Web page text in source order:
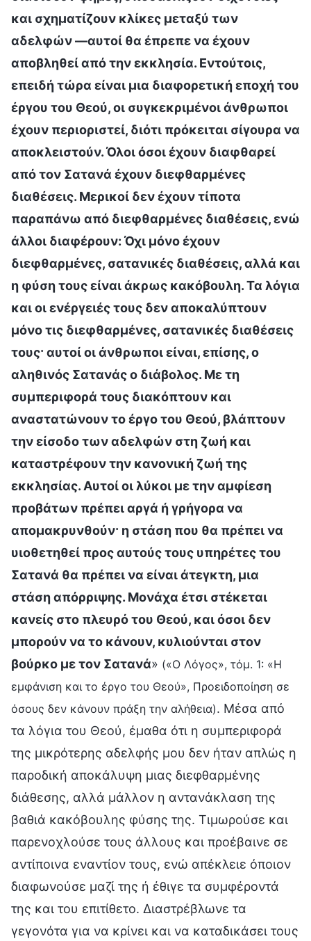
και σχηματίζουν κλίκες μεταξύ των
αδελφών —αυτοί θα έπρεπε να έχουν
αποβληθεί από την εκκλησία. Εντούτοις,
επειδή τώρα είναι μια διαφορετική εποχή του
έργου του Θεού, οι συγκεκριμένοι άνθρωποι
έχουν περιοριστεί, διότι πρόκειται σίγουρα να
αποκλειστούν. Όλοι όσοι έχουν διαφθαρεί
από τον Σατανά έχουν διεφθαρμένες
διαθέσεις. Μερικοί δεν έχουν τίποτα
παραπάνω από διεφθαρμένες διαθέσεις, ενώ
άλλοι διαφέρουν: Όχι μόνο έχουν
διεφθαρμένες, σατανικές διαθέσεις, αλλά και
η φύση τους είναι άκρως κακόβουλη. Τα λόγια
και οι ενέργειές τους δεν αποκαλύπτουν
μόνο τις διεφθαρμένες, σατανικές διαθέσεις
τους· αυτοί οι άνθρωποι είναι, επίσης, ο
αληθινός Σατανάς ο διάβολος. Με τη
συμπεριφορά τους διακόπτουν και
αναστατώνουν το έργο του Θεού, βλάπτουν
την είσοδο των αδελφών στη ζωή και
καταστρέφουν την κανονική ζωή της
εκκλησίας. Αυτοί οι λύκοι με την αμφίεση
προβάτων πρέπει αργά ή γρήγορα να
απομακρυνθούν· η στάση που θα πρέπει να
υιοθετηθεί προς αυτούς τους υπηρέτες του
Σατανά θα πρέπει να είναι άτεγκτη, μια
στάση απόρριψης. Μονάχα έτσι στέκεται
κανείς στο πλευρό του Θεού, και όσοι δεν
μπορούν να το κάνουν, κυλιούνται στον
βούρκο με τον Σατανά» («Ο Λόγος», τόμ. 1: «Η
εμφάνιση και το έργο του Θεού», Προειδοποίηση σε
όσους δεν κάνουν πράξη την αλήθεια). Μέσα από
τα λόγια του Θεού, έμαθα ότι η συμπεριφορά
της μικρότερης αδελφής μου δεν ήταν απλώς η
παροδική αποκάλυψη μιας διεφθαρμένης
διάθεσης, αλλά μάλλον η αντανάκλαση της
βαθιά κακόβουλης φύσης της. Τιμωρούσε και
παρενοχλούσε τους άλλους και προέβαινε σε
αντίποινα εναντίον τους, ενώ απέκλειε όποιον
διαφωνούσε μαζί της ή έθιγε τα συμφέροντά
της και του επιτίθετο. Διαστρέβλωνε τα
γεγονότα για να κρίνει και να καταδικάσει τους